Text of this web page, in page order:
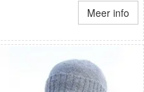
Meer info